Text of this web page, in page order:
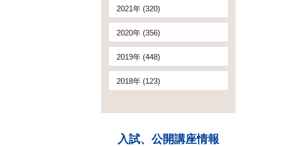
2021年 (320)
2020年 (356)
2019年 (448)
2018年 (123)
入試、公開講座情報